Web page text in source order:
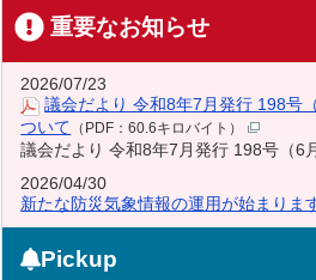
重要なお知らせ
2026/07/23
議会だより 令和8年7月発行 198号
ついて （PDF：60.6キロバイト）
議会だより 令和8年7月発行 198号（6
2026/04/30
新たな防災気象情報の運用が始まりま
Pickup